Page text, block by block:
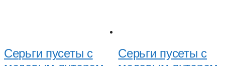
Серьги пусеты с
Серьги пусеты с